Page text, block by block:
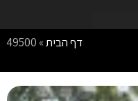
דף הבית»
49500